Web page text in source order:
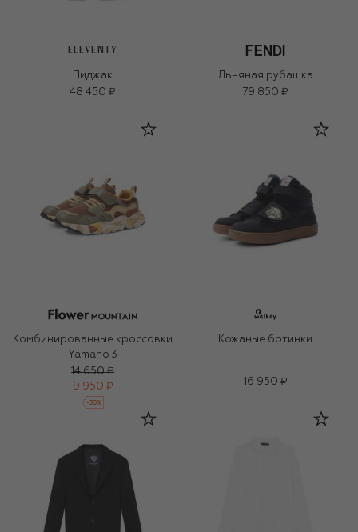
ELEVENTY
Пиджак
48 450 ₽
Льняная рубашка
79 850 ₽
Комбинированные кроссовки
Yamano 3
14 650 ₽
9 950 ₽
-30%
Кожаные ботинки
16 950 ₽